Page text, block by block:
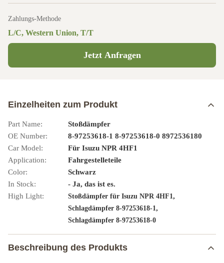
Zahlungs-Methode
L/C, Western Union, T/T
Jetzt Anfragen
Einzelheiten zum Produkt
Part Name:
Stoßdämpfer
OE Number:
8-97253618-1 8-97253618-0 8972536180
Car Model:
Für Isuzu NPR 4HF1
Application:
Fahrgestelleteile
Color:
Schwarz
In Stock:
- Ja, das ist es.
High Light:
Stoßdämpfer für Isuzu NPR 4HF1,
Schlagdämpfer 8-97253618-1,
Schlagdämpfer 8-97253618-0
Beschreibung des Produkts